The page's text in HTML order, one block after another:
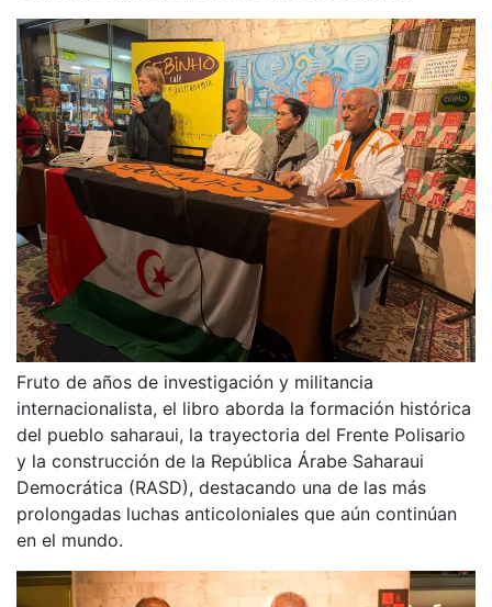
Fruto de años de investigación y militancia
internacionalista, el libro aborda la formación histórica
del pueblo saharaui, la trayectoria del Frente Polisario
y la construcción de la República Árabe Saharaui
Democrática (RASD), destacando una de las más
prolongadas luchas anticoloniales que aún continúan
en el mundo.